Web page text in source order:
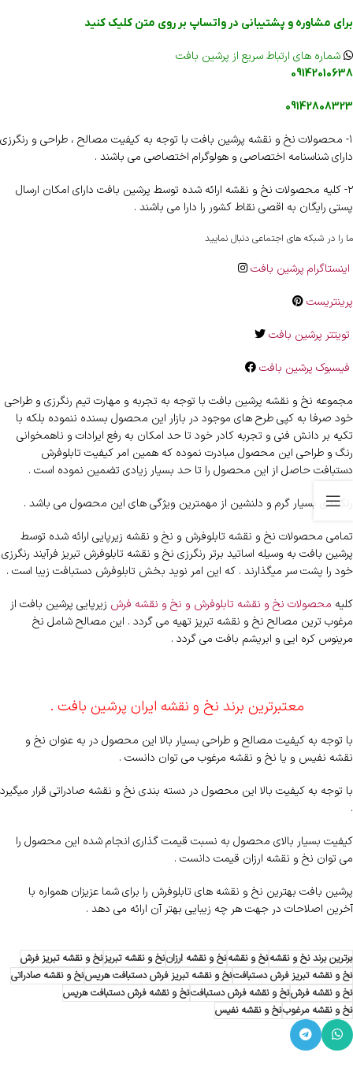
برای مشاوره و پشتیبانی در واتساپ بر روی متن کلیک کنید
شماره های ارتباط سریع از پرشین بافت
09142010638
09142808323
۱- محصولات نخ و نقشه پرشین بافت با توجه به کیفیت مصالح ، طراحی و رنگرزی
دارای شناسنامه اختصاصی و هولوگرام اختصاصی می باشند .
۲- کلیه محصولات نخ و نقشه ارائه شده توسط پرشین بافت دارای امکان ارسال
پستی رایگان به اقصی نقاط کشور را دارا می باشند .
ما را در شبکه های اجتماعی دنبال نمایید
اینستاگرام پرشین بافت
پرینتریست
تویتتر پرشین بافت
فیسبوک پرشین بافت
مجموعه نخ و نقشه پرشین بافت با توجه به تجربه و مهارت تیم رنگرزی و طراحی
خود صرفا به کپی طرح های موجود در بازار این محصول بسنده ننموده بلکه با
تکیه بر دانش فنی و تجربه کادر خود تا حد امکان به رفع ایرادات و ناهمخوانی
رنگ و طراحی این محصول مبادرت نموده که همین امر کیفیت تابلوفرش
دستبافت حاصل از این محصول را تا حد بسیار زیادی تضمین نموده است .
رنگبندی بسیار گرم و دلنشین از مهمترین ویژگی های این محصول می باشد .
تمامی محصولات نخ و نقشه تابلوفرش و نخ و نقشه زیرپایی ارائه شده توسط
پرشین بافت به وسیله اساتید برتر رنگرزی نخ و نقشه تابلوفرش تبریز فرآیند رنگرزی
خود را پشت سر میگذارند . که این امر نوید بخش تابلوفرش دستبافت زیبا است .
کلیه محصولات نخ و نقشه تابلوفرش و نخ و نقشه فرش زیرپایی پرشین بافت از
مرغوب ترین مصالح نخ و نقشه تبریز تهیه می گردد . این مصالح شامل نخ
مرینوس کره ایی و ابریشم بافت می گردد .
معتبرترین برند نخ و نقشه ایران پرشین بافت .
با توجه به کیفیت مصالح و طراحی بسیار بالا این محصول در به عنوان نخ و
نقشه نفیس و یا نخ و نقشه مرغوب می توان دانست .
با توجه به کیفیت بالا این محصول در دسته بندی نخ و نقشه صادراتی قرار میگیرد
.
کیفیت بسیار بالای محصول به نسبت قیمت گذاری انجام شده این محصول را
می توان نخ و نقشه ارزان قیمت دانست .
پرشین بافت بهترین نخ و نقشه های تابلوفرش را برای شما عزیزان همواره با
آخرین اصلاحات در جهت هر چه زیبایی بهتر آن ارائه می دهد .
برترین برند نخ و نقشهنخ و نقشهنخ و نقشه ارزاننخ و نقشه تبریزنخ و نقشه تبریز فرش
نخ و نقشه تبریز فرش دستبافتنخ و نقشه تبریز فرش دستبافت هریسنخ و نقشه صادراتی
نخ و نقشه فرشنخ و نقشه فرش دستبافتنخ و نقشه فرش دستبافت هریس
نخ و نقشه مرغوبنخ و نقشه نفیس